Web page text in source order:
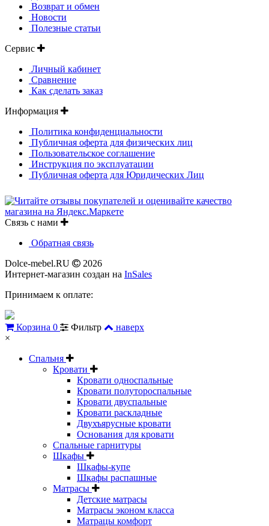
Возврат и обмен
Новости
Полезные статьи
Сервис
Личный кабинет
Сравнение
Как сделать заказ
Информация
Политика конфиденциальности
Публичная оферта для физических лиц
Пользовательское соглашение
Инструкция по эксплуатации
Публичная оферта для Юридических Лиц
Связь с нами
Обратная связь
Dolce-mebel.RU
2026
Интернет-магазин создан на InSales
Принимаем к оплате:
Корзина 0 Фильтр
наверх
×
Спальня
Кровати
Кровати односпальные
Кровати полутороспальные
Кровати двуспальные
Кровати раскладные
Двухъярусные кровати
Основания для кровати
Спальные гарнитуры
Шкафы
Шкафы-купе
Шкафы распашные
Матрасы
Детские матрасы
Матрасы эконом класса
Матрацы комфорт